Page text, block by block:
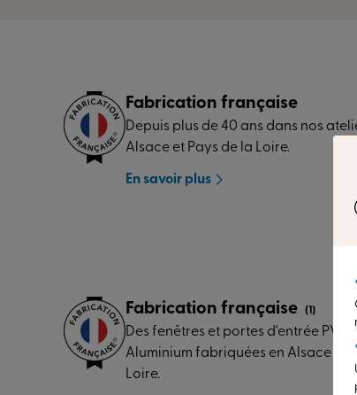
Fabrication française
Depuis plus de 40 ans dans nos
Alsace et Pays de la Loire.
En savoir plus
Fabrication française (1)
Des fenêtres et portes d'entrée PVC et
Aluminium fabriquées en Alsace et
Loire.